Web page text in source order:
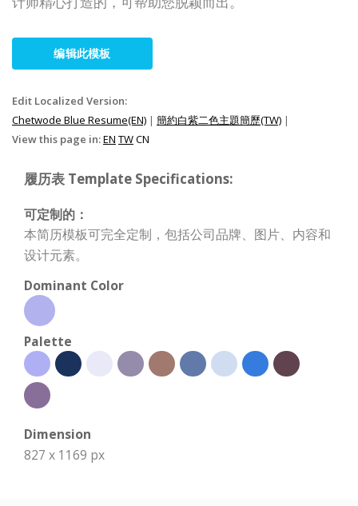
编辑此模板
Edit Localized Version:
Chetwode Blue Resume(EN) | 簡約白紫二色主題簡歷(TW) |
View this page in:EN TWCN
履历表 Template Specifications:
可定制的：
本简历模板可完全定制，包括公司品牌、图片、内容和
设计元素。
Dominant Color
Palette
Dimension
827 x 1169 px